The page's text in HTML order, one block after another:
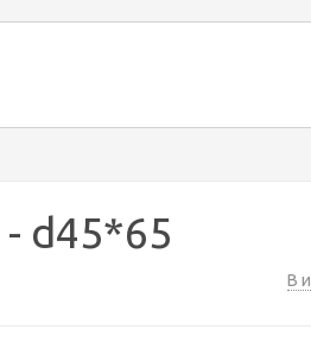
d45*65
В